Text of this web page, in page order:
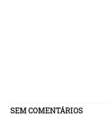
SEM COMENTÁRIOS